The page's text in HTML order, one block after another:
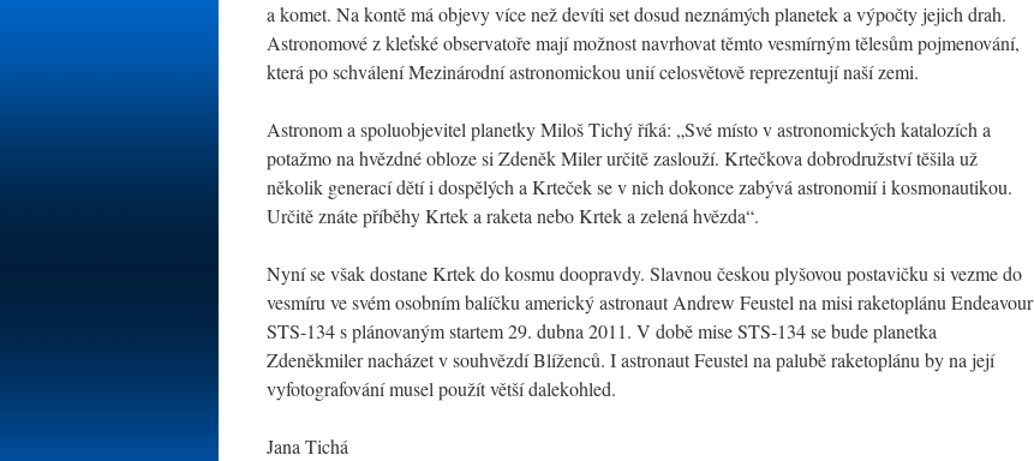
a komet. Na kontě má objevy více než devíti set dosud neznámých planetek a výpočty jejich drah.
Astronomové z kleťské observatoře mají možnost navrhovat těmto vesmírným tělesům pojmenování,
která po schválení Mezinárodní astronomickou unií celosvětově reprezentují naší zemi.
Astronom a spoluobjevitel planetky Miloš Tichý říká: „Své místo v astronomických katalozích a
potažmo na hvězdné obloze si Zdeněk Miler určitě zaslouží. Krtečkova dobrodružství těšila už
několik generací dětí i dospělých a Krteček se v nich dokonce zabývá astronomií i kosmonautikou.
Určitě znáte příběhy Krtek a raketa nebo Krtek a zelená hvězda“.
Nyní se však dostane Krtek do kosmu doopravdy. Slavnou českou plyšovou postavičku si vezme do
vesmíru ve svém osobním balíčku americký astronaut Andrew Feustel na misi raketoplánu Endeavour
STS-134 s plánovaným startem 29. dubna 2011. V době mise STS-134 se bude planetka
Zdeněkmiler nacházet v souhvězdí Blíženců. I astronaut Feustel na palubě raketoplánu by na její
vyfotografování musel použít větší dalekohled.
Jana Tichá